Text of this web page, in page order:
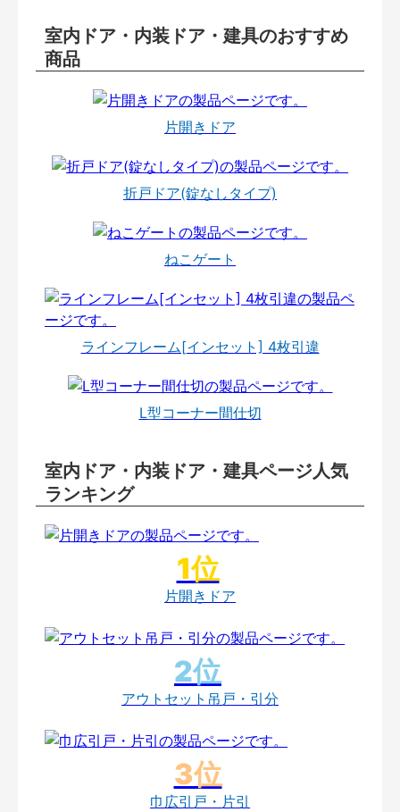
室内ドア・内装ドア・建具のおすすめ
商品
片開きドア
折戸ドア(錠なしタイプ)
ねこゲート
ラインフレーム[インセット] 4枚引違
L型コーナー間仕切
室内ドア・内装ドア・建具ページ人気
ランキング
片開きドア
アウトセット吊戸・引分
巾広引戸・片引